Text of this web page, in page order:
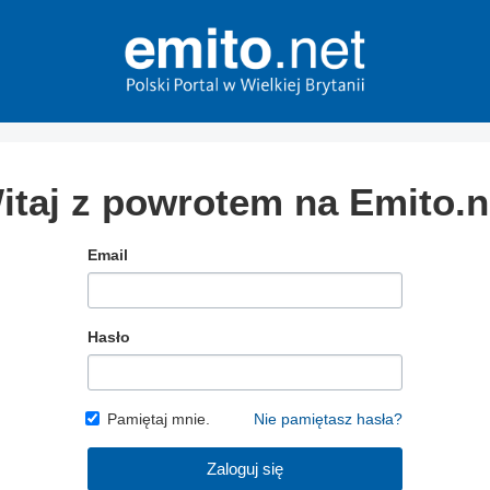
z powrotem na
Email
Hasło
Pamiętaj mnie. Nie pamiętasz hasła?
Zaloguj się